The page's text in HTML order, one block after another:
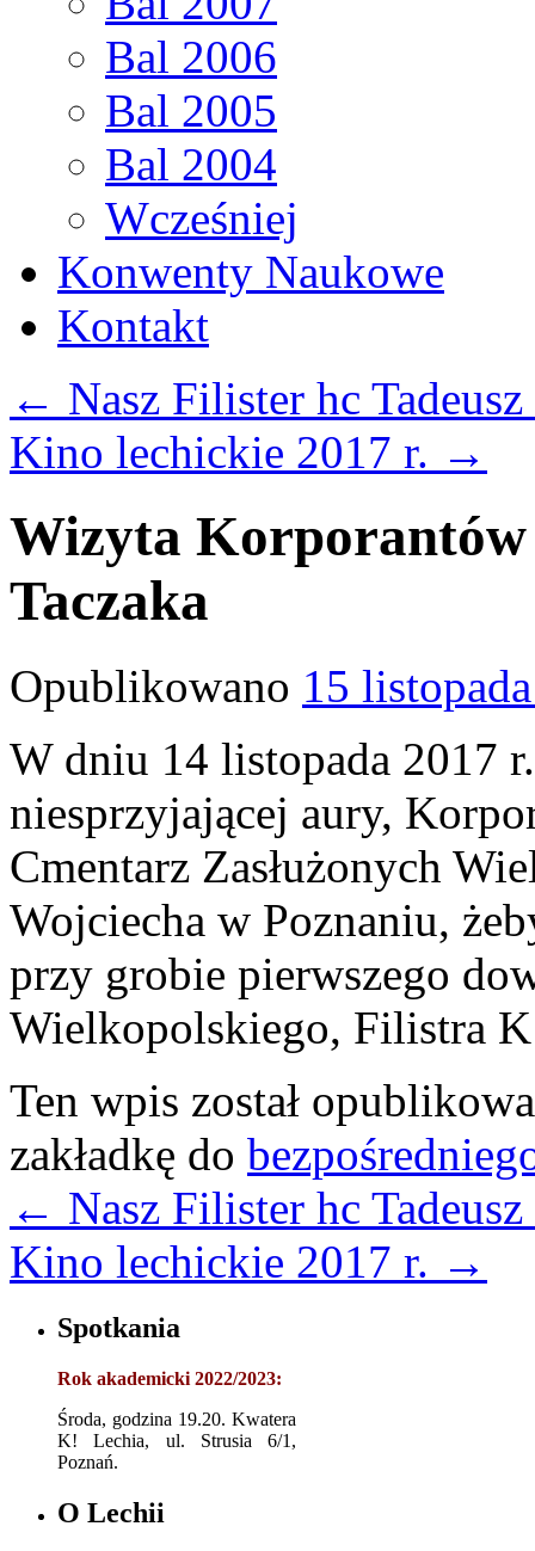
Bal 2006
Bal 2005
Bal 2004
Wcześniej
Konwenty Naukowe
Kontakt
← Nasz Filister hc
Kino lechickie 2017 r. →
Wizyta Korporantów
Taczaka
Opublikowano 15
W dniu 14 listopada 2017
niesprzyjającej aury,
Cmentarz Zasłużonych
Wojciecha w Poznaniu,
przy grobie pierwszego
Wielkopolskiego, Filistra
Ten wpis został
zakładkę do
← Nasz Filister hc
Kino lechickie 2017 r. →
Spotkania
Rok akademicki 2022/2023:
Środa, godzina 19.20. Kwatera
K! Lechia, ul. Strusia 6/1,
Poznań.
O Lechii